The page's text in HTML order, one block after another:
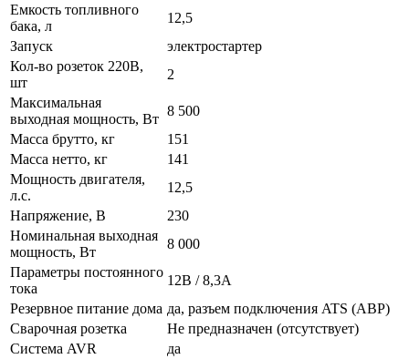
Емкость топливного
бака, л
12,5
Запуск
электростартер
Кол-во розеток 220В,
шт
2
Максимальная
выходная мощность, Вт
8 500
Масса брутто, кг
151
Масса нетто, кг
141
Мощность двигателя,
л.с.
12,5
Напряжение, В
230
Номинальная выходная
мощность, Вт
8 000
Параметры постоянного
тока
12В / 8,3А
Резервное питание дома да, разъем подключения ATS (АВР)
Сварочная розетка
Не предназначен (отсутствует)
Система AVR
да